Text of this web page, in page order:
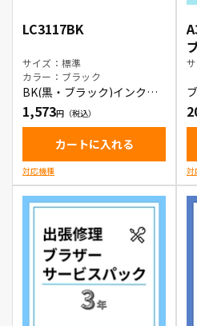
LC3117BK
サイズ：標準
カラー：ブラック
BK(黒・ブラック)インクカ
ートリッジ
1,573
カートに入れる
対応機種
1
対